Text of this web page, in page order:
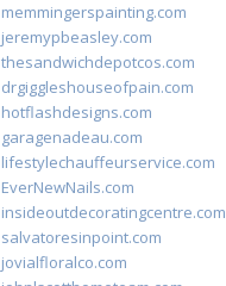
memmingerspainting.com
jeremypbeasley.com
thesandwichdepotcos.com
drgiggleshouseofpain.com
hotflashdesigns.com
garagenadeau.com
lifestylechauffeurservice.com
EverNewNails.com
insideoutdecoratingcentre.com
salvatoresinpoint.com
jovialfloralco.com